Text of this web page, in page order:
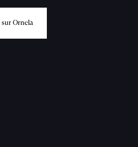
sur Ornela